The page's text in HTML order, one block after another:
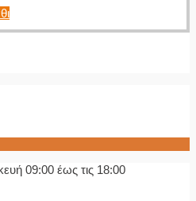
09:00 έως τις 18:00